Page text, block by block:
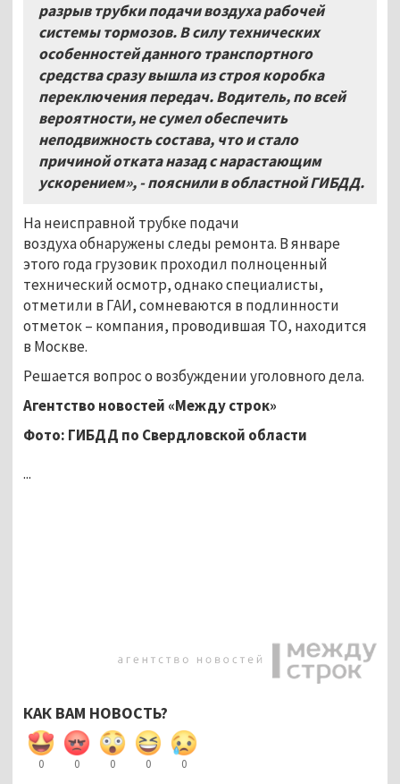
разрыв трубки подачи воздуха рабочей
системы тормозов. В силу технических
особенностей данного транспортного
средства сразу вышла из строя коробка
переключения передач. Водитель, по всей
вероятности, не сумел обеспечить
неподвижность состава, что и стало
причиной отката назад с нарастающим
ускорением», - пояснили в областной ГИБДД.
На неисправной трубке подачи
воздуха обнаружены следы ремонта. В январе
этого года грузовик проходил полноценный
технический осмотр, однако специалисты,
отметили в ГАИ, сомневаются в подлинности
отметок – компания, проводившая ТО, находится
в Москве.
Решается вопрос о возбуждении уголовного дела.
Агентство новостей «Между строк»
Фото: ГИБДД по Свердловской области
...
КАК ВАМ НОВОСТЬ?
0 0 0 0 0